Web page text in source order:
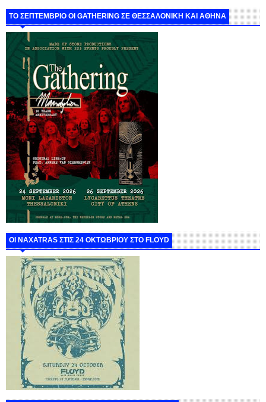
ΤΟ ΣΕΠΤΕΜΒΡΙΟ ΟΙ GATHERING ΣΕ ΘΕΣΣΑΛΟΝΙΚΗ ΚΑΙ ΑΘΗΝΑ
ΟΙ NAXATRAS ΣΤΙΣ 24 ΟΚΤΩΒΡΙΟΥ ΣΤΟ FLOYD